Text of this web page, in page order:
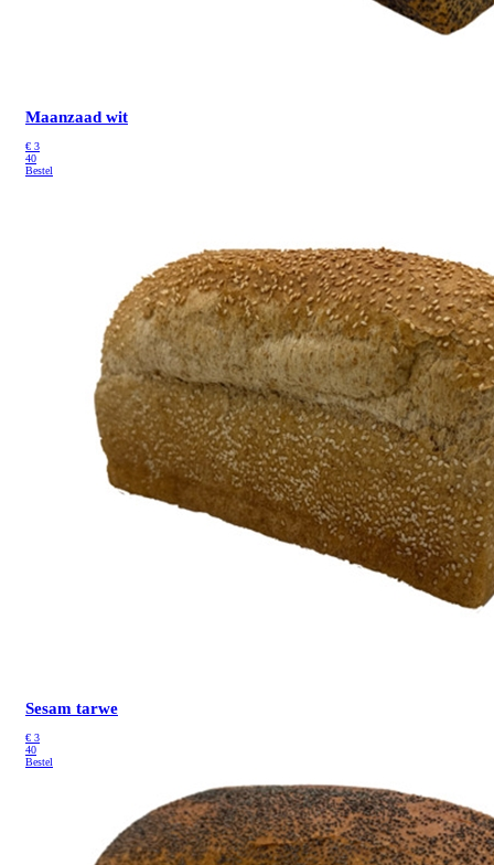
Maanzaad wit
€ 3
40
Bestel
Sesam tarwe
€ 3
40
Bestel